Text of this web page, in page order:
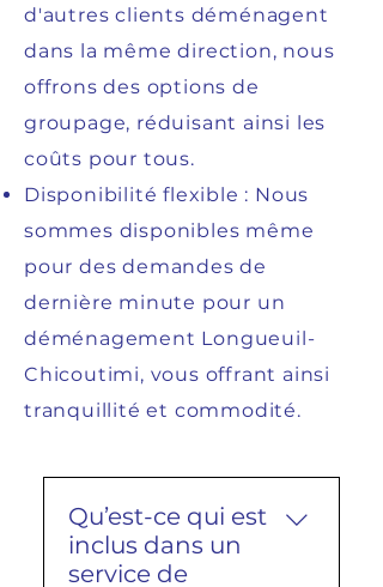
d'autres clients déménagent
dans la même direction, nous
offrons des options de
groupage, réduisant ainsi les
coûts pour tous.
Disponibilité flexible : Nous
sommes disponibles même
pour des demandes de
dernière minute pour un
déménagement Longueuil-
Chicoutimi, vous offrant ainsi
tranquillité et commodité.
Qu’est-ce qui est
inclus dans un
service de